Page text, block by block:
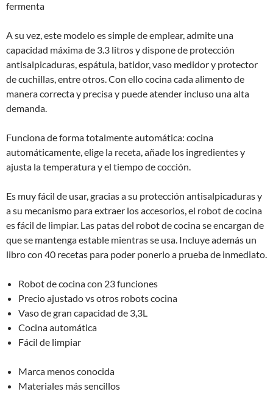
fermenta
A su vez, este modelo es simple de emplear, admite una
capacidad máxima de 3.3 litros y dispone de protección
antisalpicaduras, espátula, batidor, vaso medidor y protector
de cuchillas, entre otros. Con ello cocina cada alimento de
manera correcta y precisa y puede atender incluso una alta
demanda.
Funciona de forma totalmente automática: cocina
automáticamente, elige la receta, añade los ingredientes y
ajusta la temperatura y el tiempo de cocción.
Es muy fácil de usar, gracias a su protección antisalpicaduras y
a su mecanismo para extraer los accesorios, el robot de cocina
es fácil de limpiar. Las patas del robot de cocina se encargan de
que se mantenga estable mientras se usa. Incluye además un
libro con 40 recetas para poder ponerlo a prueba de inmediato.
Robot de cocina con 23 funciones
Precio ajustado vs otros robots cocina
Vaso de gran capacidad de 3,3L
Cocina automática
Fácil de limpiar
Marca menos conocida
Materiales más sencillos